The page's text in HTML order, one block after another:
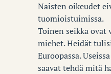
Naisten oikeudet
tuomioistuimissa.
Toinen seikka ovat
miehet. Heidät
Euroopassa.
saavat tehdä mitä